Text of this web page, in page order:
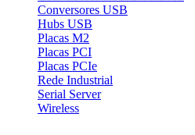
Conversores USB
Hubs USB
Placas M2
Placas PCI
Placas PCIe
Rede Industrial
Serial Server
Wireless